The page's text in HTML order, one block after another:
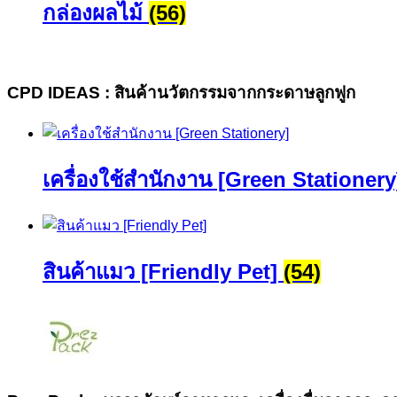
กล่องผลไม้ (56)
CPD IDEAS : สินค้านวัตกรรมจากกระดาษลูกฟูก
เครื่องใช้สำนักงาน [Green
สินค้าแมว [Friendly Pet] (54)